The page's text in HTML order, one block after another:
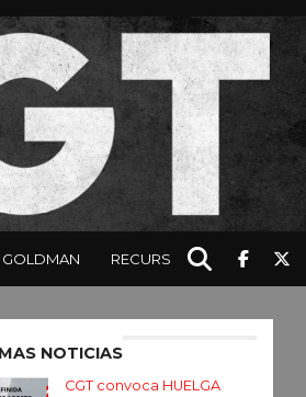
GOLDMAN RECURSOS
NOTICIAS
CGT convoca HUELGA